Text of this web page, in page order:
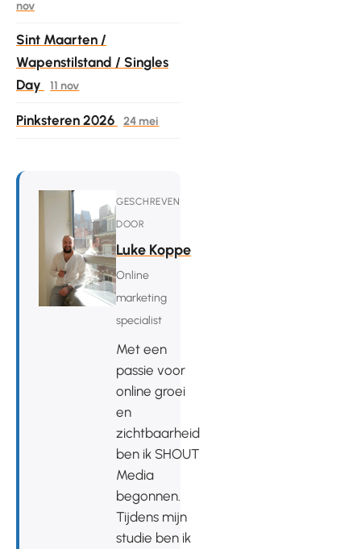
nov
Sint Maarten /
Wapenstilstand / Singles
Day
11 nov
Pinksteren 2026 24 mei
GESCHREVEN
DOOR
Luke Koppe
Online
marketing
specialist
Met een
passie voor
online groei
en
zichtbaarheid
ben ik SHOUT
Media
begonnen.
Tijdens mijn
studie ben ik